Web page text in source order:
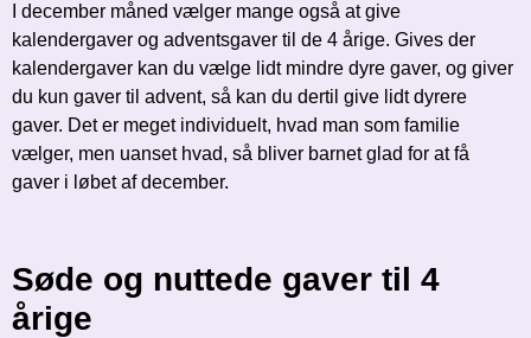
I december måned vælger mange også at give
kalendergaver og adventsgaver til de 4 årige. Gives der
kalendergaver kan du vælge lidt mindre dyre gaver, og giver
du kun gaver til advent, så kan du dertil give lidt dyrere
gaver. Det er meget individuelt, hvad man som familie
vælger, men uanset hvad, så bliver barnet glad for at få
gaver i løbet af december.
Søde og nuttede gaver til 4
årige